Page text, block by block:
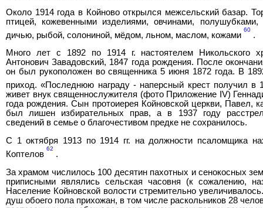
Около 1914 года в Койново открылся межсельский базар.
птицей, кожевенными изделиями, овчинами,
дичью, рыбой, солониной, мёдом, льном, маслом, кожами
60
.
Много лет с 1892 по 1914 г. настоятелем Никольского
Антонович Завадовский, 1847 года рождения. После
он был рукоположен во священника 5 июня 1872 года. В
приход. «Последнюю награду - наперсный крест получил в
живет внук священнослужителя (фото Приложение IV)
года рождения. Сын протоиерея Койновской церкви, Павел,
был лишен избирательных прав, а в 1937 году
сведений в семье о благочестивом предке не сохранилось.
С 1 октября 1913 по 1914 гг. на должности псаломщика
Коптелов
62
.
За храмом числилось 100 десятин пахотных и сенокосных
приписными являлись сельская часовня (к сожалению,
Население Койновской волости стремительно
душ обоего пола прихожан, в том числе раскольников 28